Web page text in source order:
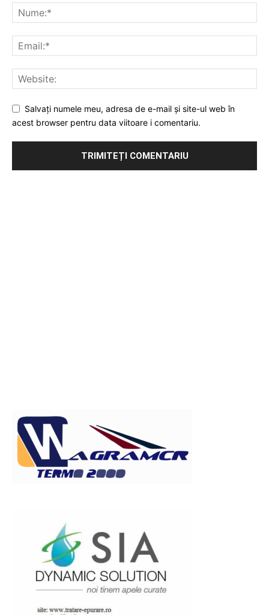
Salvați numele meu, adresa de e-mail și site-ul web în
acest browser pentru data viitoare i comentariu.